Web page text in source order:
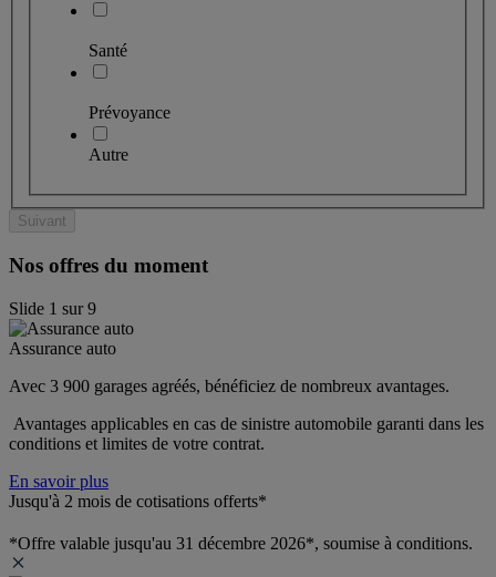
Santé
Prévoyance
Autre
Suivant
Nos offres du moment
Slide 1 sur9
Assurance auto
Avec 3 900 garages agréés, bénéficiez de nombreux avantages.
Avantages applicables en cas de sinistre automobile garanti dans les
conditions et limites de votre contrat.
En savoir plus
Jusqu'à 2 mois de cotisations offerts*
*Offre valable jusqu'au 31 décembre 2026*, soumise à conditions.